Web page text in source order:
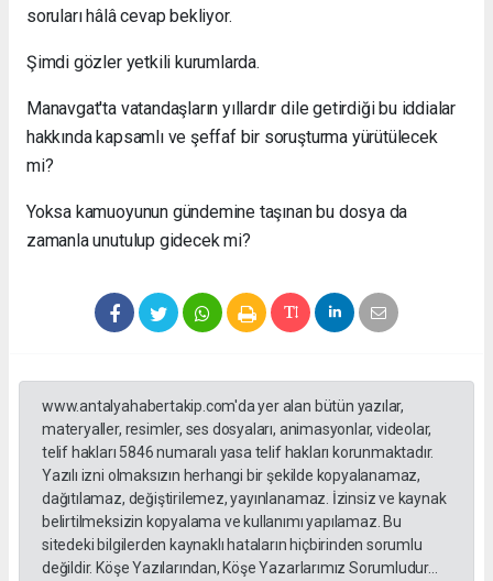
soruları hâlâ cevap bekliyor.
Şimdi gözler yetkili kurumlarda.
Manavgat'ta vatandaşların yıllardır dile getirdiği bu iddialar
hakkında kapsamlı ve şeffaf bir soruşturma yürütülecek
mi?
Yoksa kamuoyunun gündemine taşınan bu dosya da
zamanla unutulup gidecek mi?
www.antalyahabertakip.com'da yer alan bütün yazılar,
materyaller, resimler, ses dosyaları, animasyonlar, videolar,
telif hakları 5846 numaralı yasa telif hakları korunmaktadır.
Yazılı izni olmaksızın herhangi bir şekilde kopyalanamaz,
dağıtılamaz, değiştirilemez, yayınlanamaz. İzinsiz ve kaynak
belirtilmeksizin kopyalama ve kullanımı yapılamaz. Bu
sitedeki bilgilerden kaynaklı hataların hiçbirinden sorumlu
değildir. Köşe Yazılarından, Köşe Yazarlarımız Sorumludur...